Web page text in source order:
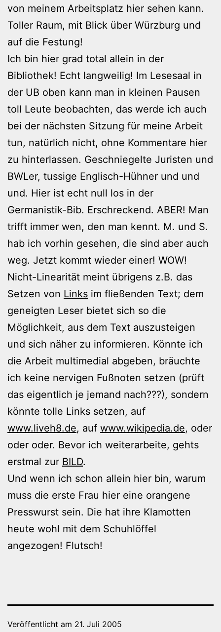
von meinem Arbeitsplatz hier sehen kann.
Toller Raum, mit Blick über Würzburg und
auf die Festung!
Ich bin hier grad total allein in der
Bibliothek! Echt langweilig! Im Lesesaal in
der UB oben kann man in kleinen Pausen
toll Leute beobachten, das werde ich auch
bei der nächsten Sitzung für meine Arbeit
tun, natürlich nicht, ohne Kommentare hier
zu hinterlassen. Geschniegelte Juristen und
BWLer, tussige Englisch-Hühner und und
und. Hier ist echt null los in der
Germanistik-Bib. Erschreckend. ABER! Man
trifft immer wen, den man kennt. M. und S.
hab ich vorhin gesehen, die sind aber auch
weg. Jetzt kommt wieder einer! WOW!
Nicht-Linearität meint übrigens z.B. das
Setzen von Links im fließenden Text; dem
geneigten Leser bietet sich so die
Möglichkeit, aus dem Text auszusteigen
und sich näher zu informieren. Könnte ich
die Arbeit multimedial abgeben, bräuchte
ich keine nervigen Fußnoten setzen (prüft
das eigentlich je jemand nach???), sondern
könnte tolle Links setzen, auf
www.liveh8.de, auf www.wikipedia.de, oder
oder oder. Bevor ich weiterarbeite, gehts
erstmal zur BILD.
Und wenn ich schon allein hier bin, warum
muss die erste Frau hier eine orangene
Presswurst sein. Die hat ihre Klamotten
heute wohl mit dem Schuhlöffel
angezogen! Flutsch!
Veröffentlicht am 21. Juli 2005